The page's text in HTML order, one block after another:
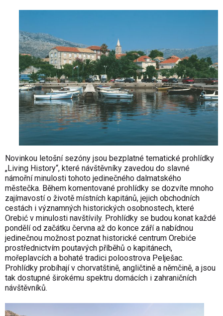
Novinkou letošní sezóny jsou bezplatné tematické prohlídky
„Living History“, které návštěvníky zavedou do slavné
námořní minulosti tohoto jedinečného dalmatského
městečka. Během komentované prohlídky se dozvíte mnoho
zajímavostí o životě místních kapitánů, jejich obchodních
cestách i významných historických osobnostech, které
Orebić v minulosti navštívily. Prohlídky se budou konat každé
pondělí od začátku června až do konce září a nabídnou
jedinečnou možnost poznat historické centrum Orebiće
prostřednictvím poutavých příběhů o kapitánech,
mořeplavcích a bohaté tradici poloostrova Pelješac.
Prohlídky probíhají v chorvatštině, angličtině a němčině, a jsou
tak dostupné širokému spektru domácích i zahraničních
návštěvníků.